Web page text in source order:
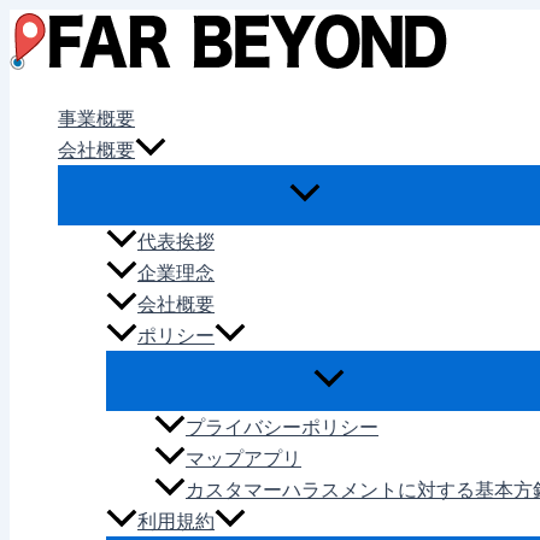
内
容
事業概要
会社概要
代表挨拶
企業理念
会社概要
ポリシー
プライバシーポリシー
マップアプリ
カスタマーハラスメントに対する基本方
利用規約